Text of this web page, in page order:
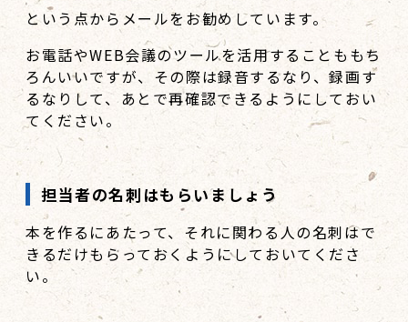
という点からメールをお勧めしています。
お電話やWEB会議のツールを活用することももち
ろんいいですが、その際は録音するなり、録画す
るなりして、あとで再確認できるようにしておい
てください。
担当者の名刺はもらいましょう
本を作るにあたって、それに関わる人の名刺はで
きるだけもらっておくようにしておいてくださ
い。